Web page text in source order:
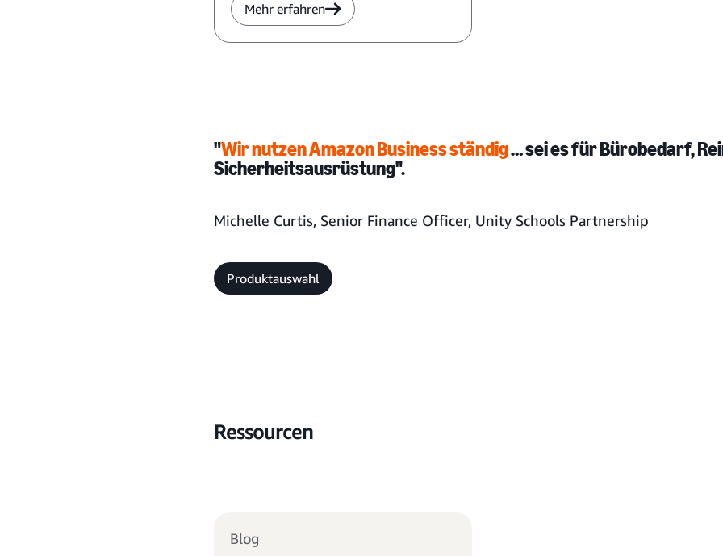
Mehr erfahren
"Wir nutzen Amazon Business ständig… sei es für Bürobedarf,
Sicherheitsausrüstung".
Michelle Curtis, Senior Finance Officer, Unity Schools Partnership
Produktauswahl
Ressourcen
Blog